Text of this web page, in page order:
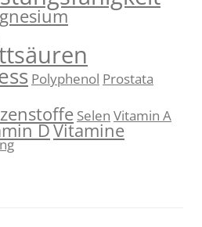
Polyphenol Prostata
Selen Vitamin A
DVitamine